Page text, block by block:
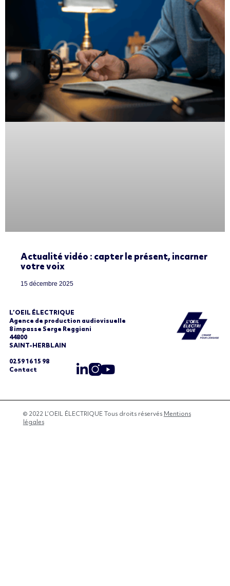
Actualité vidéo : capter le présent, incarner
votre voix
15 décembre 2025
L’OEIL ÉLECTRIQUE
Agence de production audiovisuelle
8 impasse Serge Reggiani
44800
SAINT-HERBLAIN
02 59 16 15 98
Contact
© 2022 L’OEIL ÉLECTRIQUE Tous droits réservés Mentions
légales